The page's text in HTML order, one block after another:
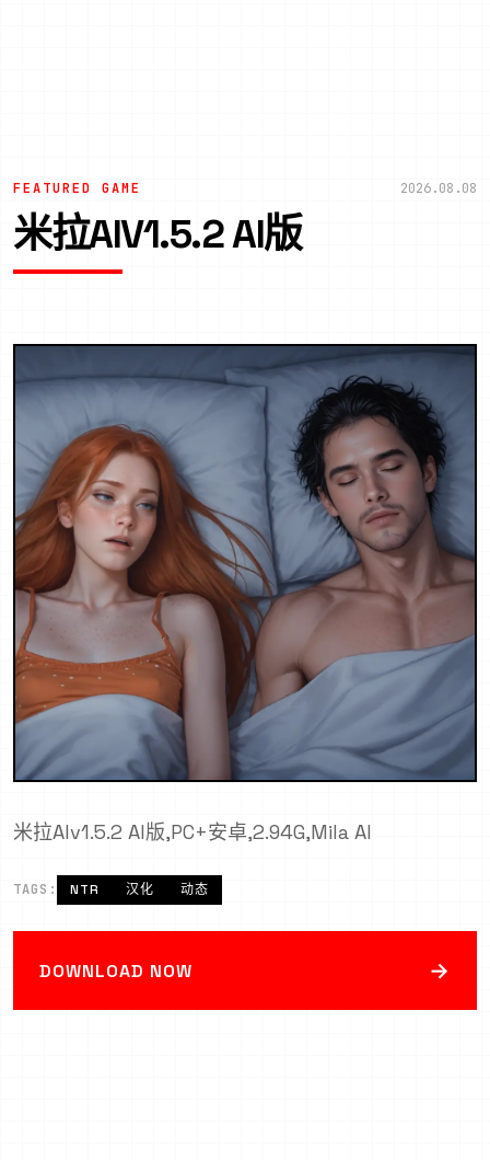
FEATURED GAME 2026.08.08
米拉AIV1.5.2 AI版
米拉AIv1.5.2 AI版,PC+安卓,2.94G,Mila AI
TAGS: NTR 汉化 动态
DOWNLOAD NOW →